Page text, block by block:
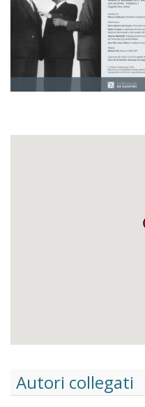
Autori collegati